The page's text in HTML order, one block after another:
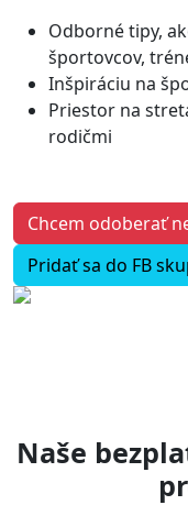
Odborné tipy,
športovcov,
Inšpiráciu na
Priestor na
rodičmi
Chcem odoberať
Pridať sa do FB
Naše